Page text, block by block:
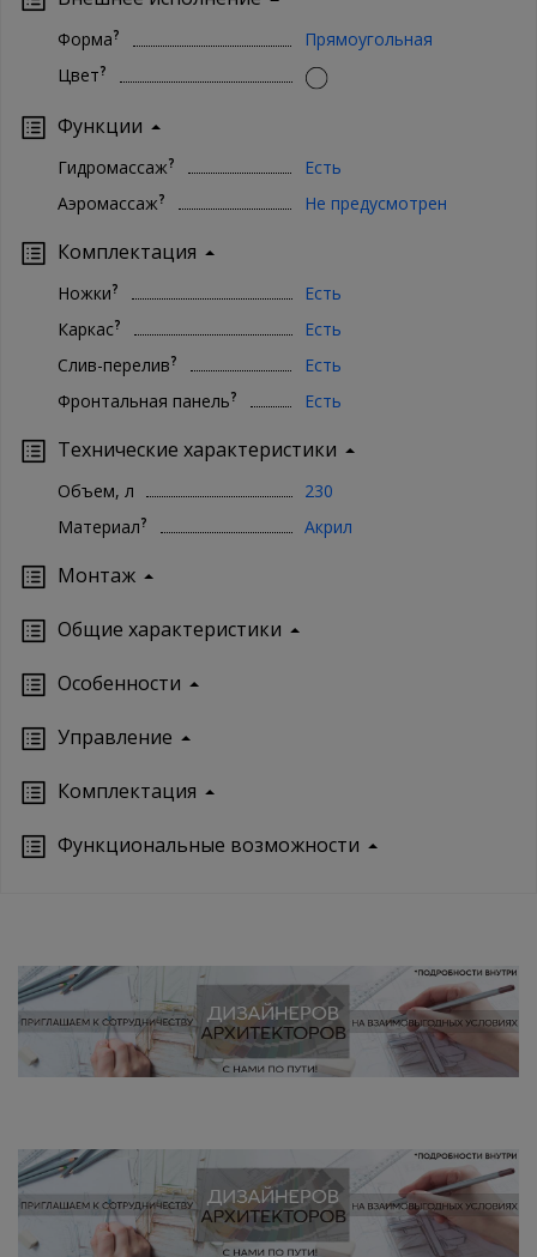
Форма?
Прямоугольная
Цвет?
Функции
Гидромассаж?
Есть
Аэромассаж? Не предусмотрен
Комплектация
Ножки?
Есть
Каркас?
Есть
Слив-перелив?
Есть
Фронтальная панель? Есть
Технические характеристики
Объем, л
230
Материал? Акрил
Монтаж
Oбщие характеристики
Особенности
Управление
Кoмплектация
Функциональные возможности